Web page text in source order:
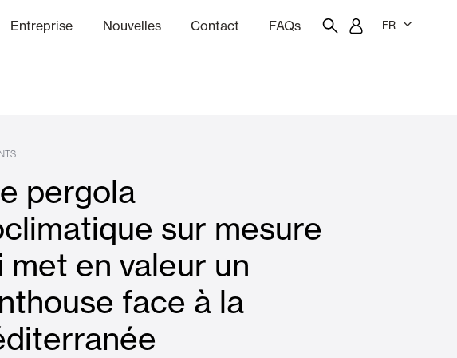
Pliables et Brises Soleil
Logements
Entreprise Nouvelles Contact FAQs FR
pergola
sur mesure
met en valeur un
face à la